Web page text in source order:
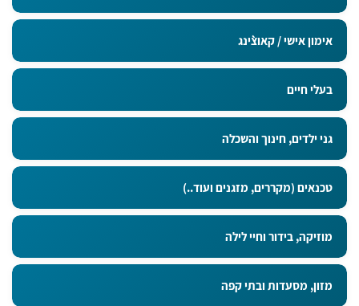
אימון אישי / קאוצ`ינג
בעלי חיים
גני ילדים, חינוך והשכלה
טכנאים (מקררים, מזגנים ועוד..)
מוזיקה, בידור וחיי לילה
מזון, מסעדות ובתי קפה